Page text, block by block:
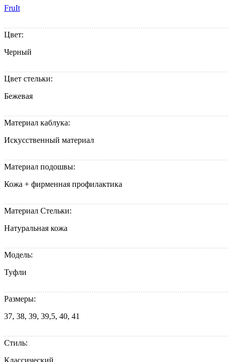
FruIt
Цвет:
Черный
Цвет стельки:
Бежевая
Материал каблука:
Искусственный материал
Материал подошвы:
Кожа + фирменная профилактика
Материал Стельки:
Натуральная кожа
Модель:
Туфли
Размеры:
37, 38, 39, 39,5, 40, 41
Стиль: